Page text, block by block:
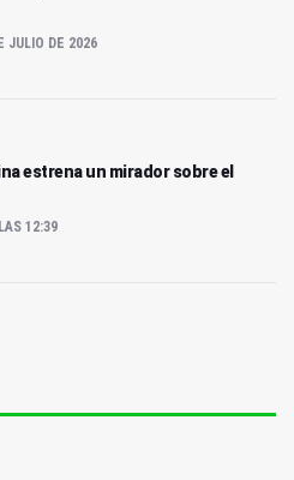
JULIO DE 2026
estrena un mirador sobre el
12:39